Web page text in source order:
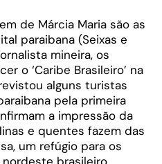
de Márcia Maria são as
paraibana (Seixas e
mineira, os
o ‘Caribe Brasileiro’ na
alguns turistas
pela primeira
a impressão da
e quentes fazem das
um refúgio para os